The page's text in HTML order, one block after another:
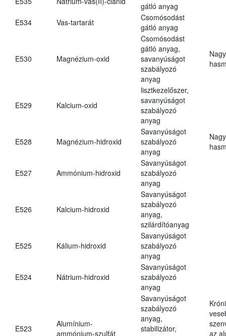
gátló anyag
E534
Vas-tartarát
Csomósodást
gátló anyag
E530 Magnézium-oxid
Csomósodást
gátló anyag,
savanyúságot
szabályozó
anyag
E529 Kalcium-oxid
lisztkezelőszer,
savanyúságot
szabályozó
anyag
E528 Magnézium-hidroxid
Savanyúságot
szabályozó
anyag
E527 Ammónium-hidroxid
Savanyúságot
szabályozó
anyag
E526 Kalcium-hidroxid
Savanyúságot
szabályozó
anyag,
szilárdítóanyag
E525 Kálium-hidroxid
Savanyúságot
szabályozó
anyag
E524 Nátrium-hidroxid
Savanyúságot
szabályozó
anyag
E523
Alumínium-
ammónium-szulfát
Savanyúságot
szabályozó
anyag,
stabilizátor,
az